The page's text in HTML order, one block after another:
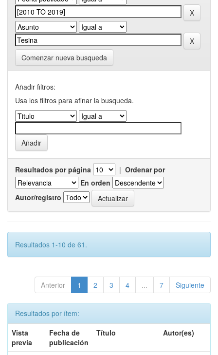
Comenzar nueva busqueda
Añadir filtros:
Usa los filtros para afinar la busqueda.
Resultados por página | Ordenar por
En orden
Autor/registro
Resultados 1-10 de 61.
Anterior 1 2 3 4 ... 7 Siguiente
Resultados por ítem:
Vista
previa
Fecha de
publicación
Título Autor(es)